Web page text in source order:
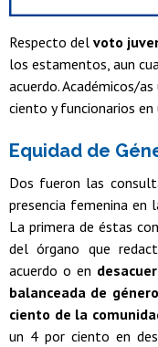
Respecto del voto
los estamentos, aun
acuerdo. Académicos/
ciento y funcionarios
Equidad de
Dos fueron las
presencia femenina en
La primera de éstas
del órgano que
acuerdo o en
balanceada de género
ciento de la
un 4 por ciento en